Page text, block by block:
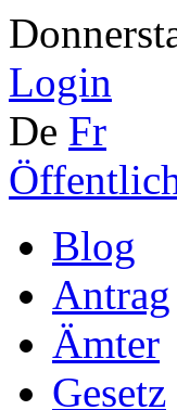
Login
De Fr
Blog
Antrag
Ämter
Gesetz